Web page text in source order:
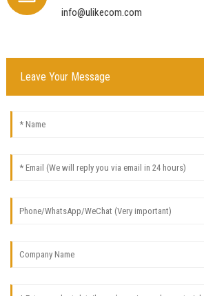
info@ulikecom.com
Leave Your Message